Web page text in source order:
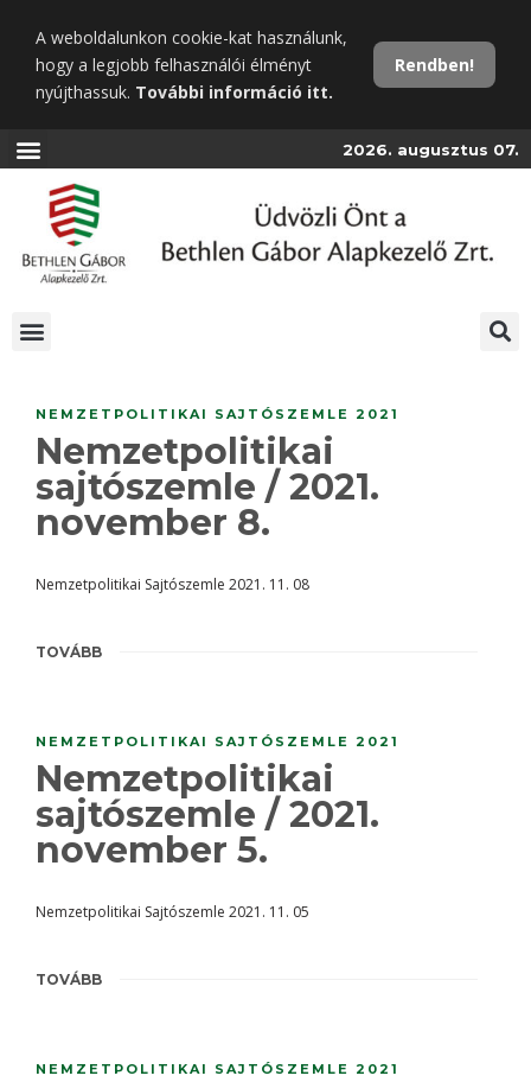
tartalomra
A weboldalunkon cookie-kat használunk,
hogy a legjobb felhasználói élményt
nyújthassuk. További információ itt.
Rendben!
2026. augusztus 07.
NEMZETPOLITIKAI SAJTÓSZEMLE 2021
Nemzetpolitikai
sajtószemle / 2021.
november 8.
Nemzetpolitikai Sajtószemle 2021. 11. 08
TOVÁBB
NEMZETPOLITIKAI SAJTÓSZEMLE 2021
Nemzetpolitikai
sajtószemle / 2021.
november 5.
Nemzetpolitikai Sajtószemle 2021. 11. 05
TOVÁBB
NEMZETPOLITIKAI SAJTÓSZEMLE 2021